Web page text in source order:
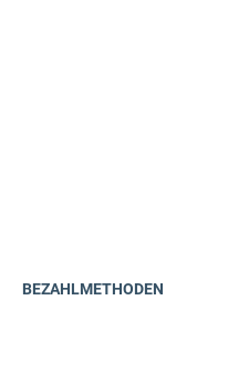
BEZAHLMETHODEN